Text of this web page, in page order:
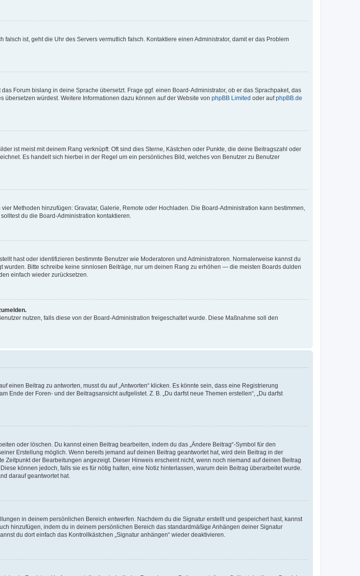
ist, geht die Uhr des Servers vermutlich falsch. Kontaktiere einen Administrator, damit er das Problem
Forum bislang in deine Sprache übersetzt. Frage ggf. einen Board-Administrator, ob er das Sprachpaket, das
würdest. Weitere Informationen dazu können auf der Website von phpBB Limited oder aufphpBB.de
ist meist mit deinem Rang verknüpft: Oft sind dies Sterne, Kästchen oder Punkte, die deine Beitragszahl oder
Es handelt sich hierbei in der Regel um ein persönliches Bild, welches von Benutzer zu Benutzer
Methoden hinzufügen: Gravatar, Galerie, Remote oder Hochladen. Die Board-Administration kann bestimmen,
du die Board-Administration kontaktieren.
hast oder identifizieren bestimmte Benutzer wie Moderatoren und Administratoren. Normalerweise kannst du
Bitte schreibe keine sinnlosen Beiträge, nur um deinen Rang zu erhöhen — die meisten Boards dulden
einfach wieder zurücksetzen.
nutzen, falls diese von der Board-Administration freigeschaltet wurde. Diese Maßnahme soll den
einen Beitrag zu antworten, musst du auf „Antworten“ klicken. Es könnte sein, dass eine Registrierung
der Foren- und der Beitragsansicht aufgelistet. Z. B. „Du darfst neue Themen erstellen“, „Du darfst
oder löschen. Du kannst einen Beitrag bearbeiten, indem du das „Ändere Beitrag“-Symbol für den
Erstellung möglich. Wenn bereits jemand auf deinen Beitrag geantwortet hat, wird dein Beitrag in der
der Bearbeitungen angezeigt. Dieser Hinweis erscheint nicht, wenn noch niemand auf deinen Beitrag
können jedoch, falls sie es für nötig halten, eine Notiz hinterlassen, warum dein Beitrag überarbeitet wurde.
darauf geantwortet hat.
in deinem persönlichen Bereich entwerfen. Nachdem du die Signatur erstellt und gespeichert hast, kannst
hinzufügen, indem du in deinem persönlichen Bereich das standardmäßige Anhängen deiner Signatur
du dort einfach das Kontrollkästchen „Signatur anhängen“ wieder deaktivieren.